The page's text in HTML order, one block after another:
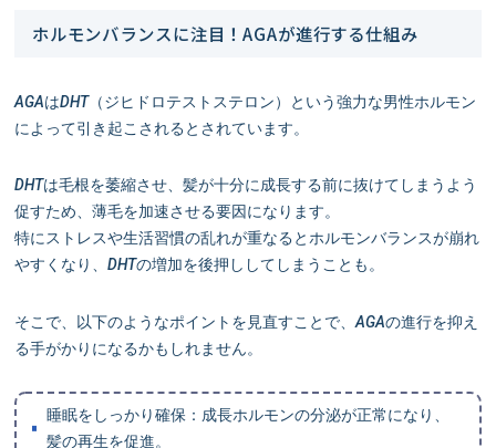
ホルモンバランスに注目！AGAが進行する仕組み
AGAはDHT（ジヒドロテストステロン）という強力な男性ホルモン
によって引き起こされるとされています。
DHTは毛根を萎縮させ、髪が十分に成長する前に抜けてしまうよう
促すため、薄毛を加速させる要因になります。
特にストレスや生活習慣の乱れが重なるとホルモンバランスが崩れ
やすくなり、DHTの増加を後押ししてしまうことも。
そこで、以下のようなポイントを見直すことで、AGAの進行を抑え
る手がかりになるかもしれません。
睡眠をしっかり確保：成長ホルモンの分泌が正常になり、
髪の再生を促進。